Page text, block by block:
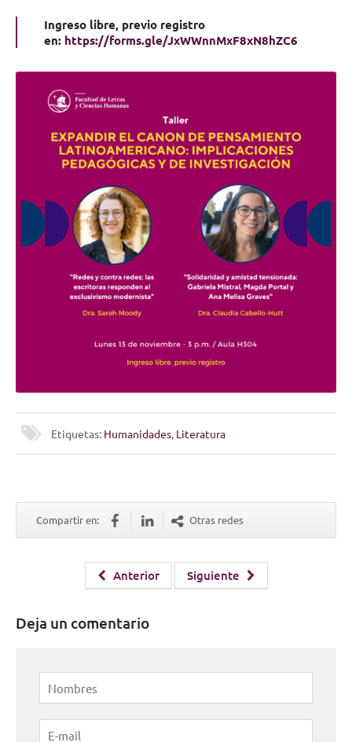
Ingreso libre, previo registro
en: https://forms.gle/JxWWnnMxF8xN8hZC6
Etiquetas: Humanidades, Literatura
Compartir en: Otras redes
Anterior Siguiente
Deja un comentario